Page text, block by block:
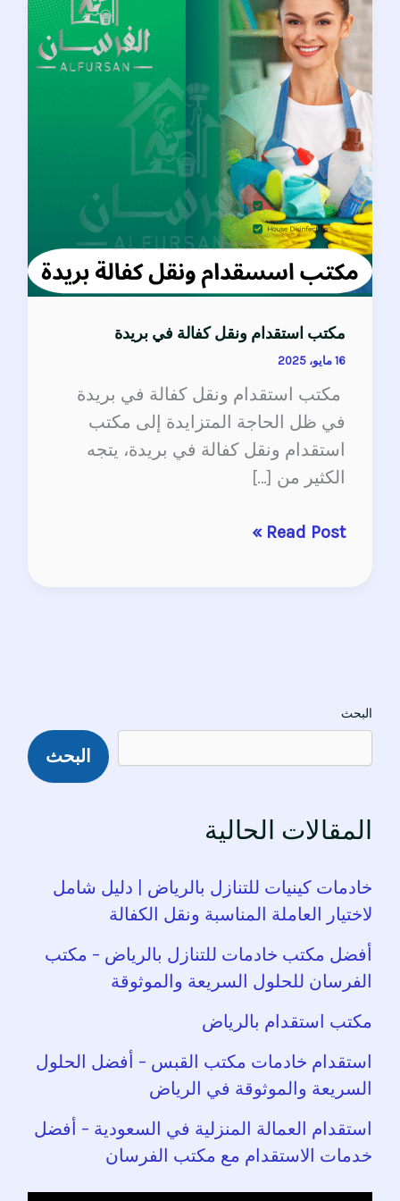
مكتب استقدام ونقل كفالة في بريدة
16 مايو، 2025
مكتب استقدام ونقل كفالة في بريدة
في ظل الحاجة المتزايدة إلى مكتب
استقدام ونقل كفالة في بريدة، يتجه
الكثير من […]
ونقل
كفالة
في
بريدة
Read Post »
البحث
البحث
المقالات الحالية
خادمات كينيات للتنازل بالرياض | دليل شامل
لاختيار العاملة المناسبة ونقل الكفالة
أفضل مكتب خادمات للتنازل بالرياض – مكتب
الفرسان للحلول السريعة والموثوقة
مكتب استقدام بالرياض
استقدام خادمات مكتب القبس – أفضل الحلول
السريعة والموثوقة في الرياض
استقدام العمالة المنزلية في السعودية – أفضل
خدمات الاستقدام مع مكتب الفرسان